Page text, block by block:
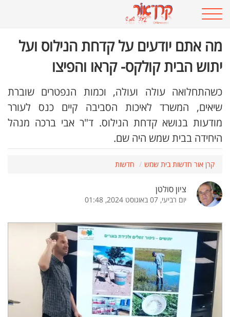
מה אתם יודעים על קדחת הנילוס ועל
יתוש הבית קולקס- קראו והפיצו
כשהתחלואה עולה ועולה, וכמות הנפטרים שוברת
שיאים, המשרד לאיכות הסביבה קיים כנס לעורר
מודעות בנושא קדחת הנילוס. ד"ר אבי ברכה מנהל
היחידה בבית שמש היה שם.
קרן אור חדשות בית שמש חדשות
ציון סולטן
יום רביעי, 07 באוגוסט 2024, 01:48